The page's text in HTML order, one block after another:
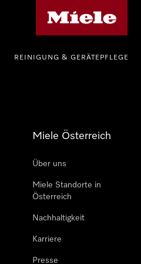
REINIGUNG & GERÄTEPFLEGE
Miele Österreich
Über uns
Miele Standorte in
Österreich
Nachhaltigkeit
Karriere
Presse